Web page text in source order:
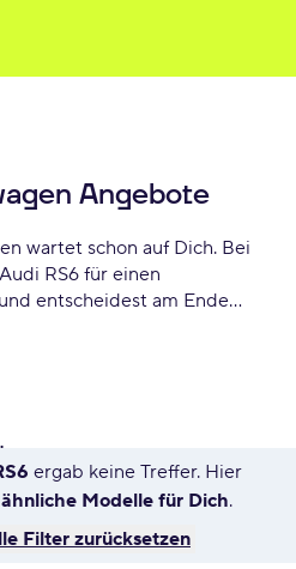
Angebote
wartet schon auf Dich. Bei
RS6 für einen
entscheidest am Ende
das perfekte Audi RS6
ergab keine Treffer. Hier
Modelle für Dich.
Filter zurücksetzen